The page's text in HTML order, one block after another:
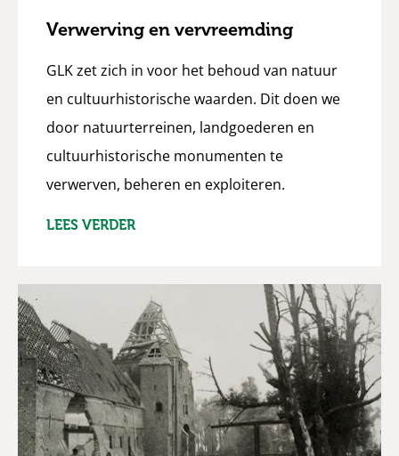
Verwerving en vervreemding
GLK zet zich in voor het behoud van natuur
en cultuurhistorische waarden. Dit doen we
door natuurterreinen, landgoederen en
cultuurhistorische monumenten te
verwerven, beheren en exploiteren.
LEES VERDER